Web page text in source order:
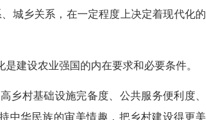
城乡关系，在一定程度上决定着现代化的
建设农业强国的内在要求和必要条件。
乡村基础设施完备度、公共服务便利度、
中华民族的审美情趣，把乡村建设得更美